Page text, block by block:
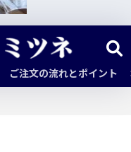
ご注文の流れとポイント